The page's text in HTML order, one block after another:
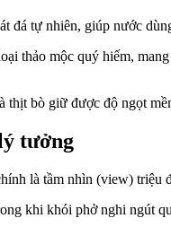
đá tự nhiên, giúp nước
mộc quý hiếm,
thịt bò giữ được độ ngọt
tưởng
là tầm nhìn (view) triệu
khi khói phở nghi ngút